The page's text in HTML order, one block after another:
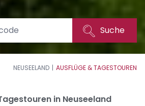
Suche
NEUSEELAND AUSFLÜGE & TAGESTOUREN
in Neuseeland